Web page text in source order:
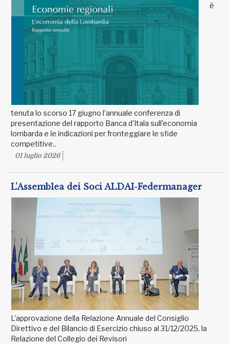
è
tenuta lo scorso 17 giugno l'annuale conferenza di
presentazione del rapporto Banca d'Itala sull'economia
lombarda e le indicazioni per fronteggiare le sfide
competitive..
01 luglio 2026
L’Assemblea dei Soci ALDAI-Federmanager
L'approvazione della Relazione Annuale del Consiglio
Direttivo e del Bilancio di Esercizio chiuso al 31/12/2025, la
Relazione del Collegio dei Revisori